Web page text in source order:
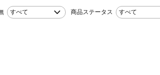
すべて 商品ステータス すべて